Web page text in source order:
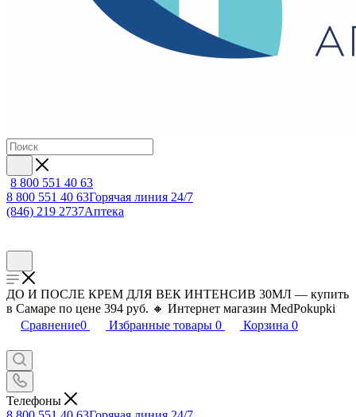
8 800 551 40 63
8 800 551 40 63Горячая линия 24/7
(846) 219 2737Аптека
ДО И ПОСЛЕ КРЕМ ДЛЯ ВЕК ИНТЕНСИВ 30МЛ — купить
в Самаре по цене 394 руб. 🔸 Интернет магазин MedPokupki
Сравнение0 Избранные товары 0 Корзина 0
Телефоны